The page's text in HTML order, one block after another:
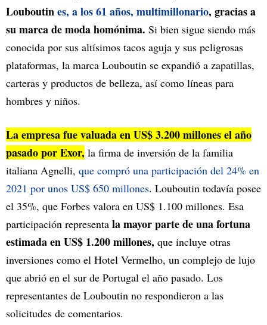
Louboutines, a los 61 años, multimillonario, gracias a
su marca de moda homónima. Si bien sigue siendo más
conocida por sus altísimos tacos aguja y sus peligrosas
plataformas, la marca Louboutin se expandió a zapatillas,
carteras y productos de belleza, así como líneas para
hombres y niños.
La empresa fue valuada en US$ 3.200 millones el año
pasado por Exor, la firma de inversión de la familia
italiana Agnelli, que compró una participación del 24% en
2021 por unos US$ 650 millones. Louboutin todavía posee
el 35%, que Forbes valora en US$ 1.100 millones. Esa
participación representa la mayor parte de una fortuna
estimada en US$ 1.200 millones, que incluye otras
inversiones como el Hotel Vermelho, un complejo de lujo
que abrió en el sur de Portugal el año pasado. Los
representantes de Louboutin no respondieron a las
solicitudes de comentarios.